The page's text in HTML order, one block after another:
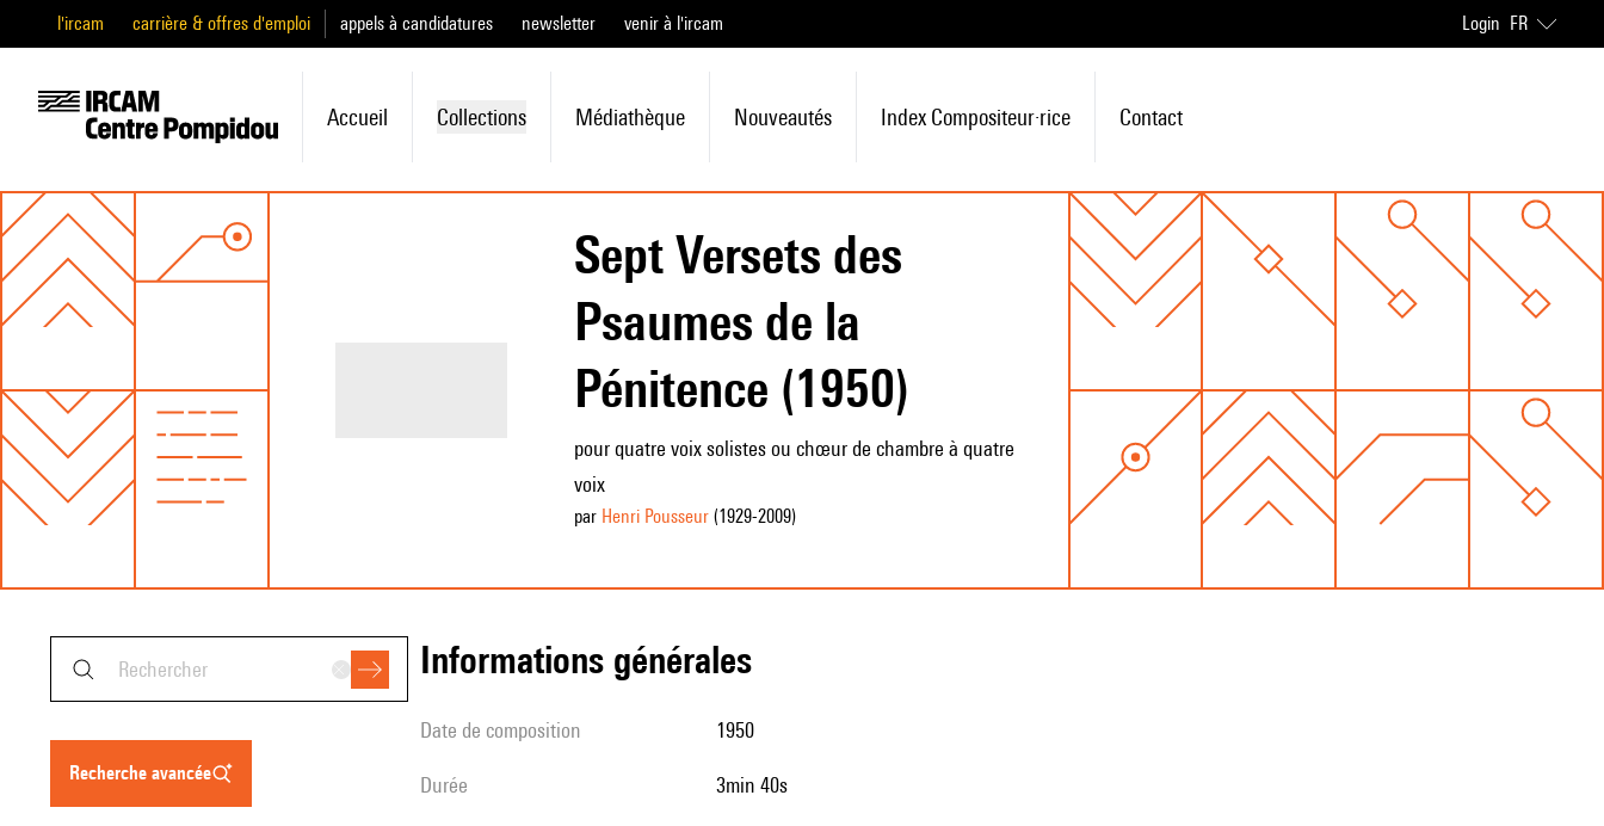
l'ircam carrière & offres d'emploi appels à candidatures newsletter venir à l'ircam Login FR
Accueil Collections Médiathèque Nouveautés Index Compositeur·rice Contact
Sept Versets des
Psaumes de la
Pénitence (1950)
pour quatre voix solistes ou chœur de chambre à quatre
voix
par Henri Pousseur(1929-2009)
recherche avancée
informations générales
date de composition 1950
durée 3min 40s